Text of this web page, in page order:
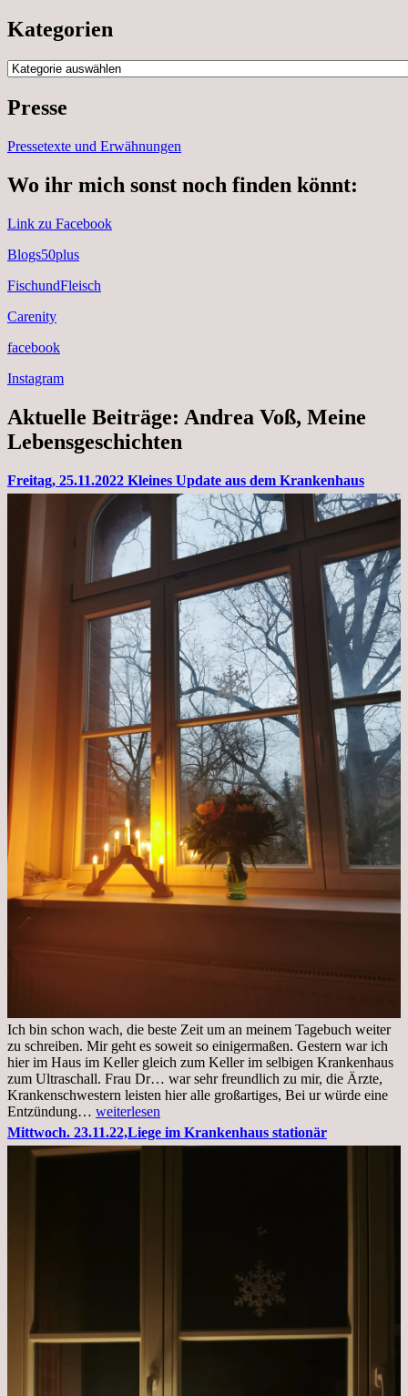
Kategorien
Kategorien
Presse
Pressetexte und Erwähnungen
Wo ihr mich sonst noch finden könnt:
Link zu Facebook
Blogs50plus
FischundFleisch
Carenity
facebook
Instagram
Aktuelle Beiträge: Andrea Voß, Meine
Lebensgeschichten
Freitag, 25.11.2022 Kleines Update aus dem Krankenhaus
Ich bin schon wach, die beste Zeit um an meinem Tagebuch weiter
zu schreiben. Mir geht es soweit so einigermaßen. Gestern war ich
hier im Haus im Keller gleich zum Keller im selbigen Krankenhaus
zum Ultraschall. Frau Dr… war sehr freundlich zu mir, die Ärzte,
Krankenschwestern leisten hier alle großartiges, Bei ur würde eine
Entzündung… Freitag,
25.11.2022
Kleines
weiterlesen
Mittwoch. 23.11.22,Liege im Krankenhaus stationär